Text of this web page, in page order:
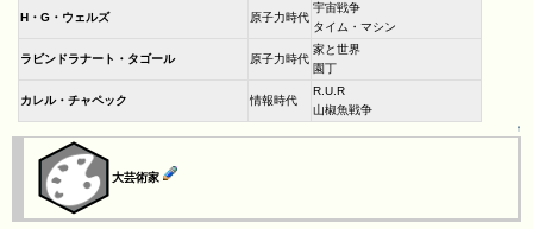
H・G・ウェルズ 原子力時代
宇宙戦争
タイム・マシン
ラビンドラナート・タゴール 原子力時代
家と世界
園丁
カレル・チャペック 情報時代
R.U.R
山椒魚戦争
↑
大芸術家